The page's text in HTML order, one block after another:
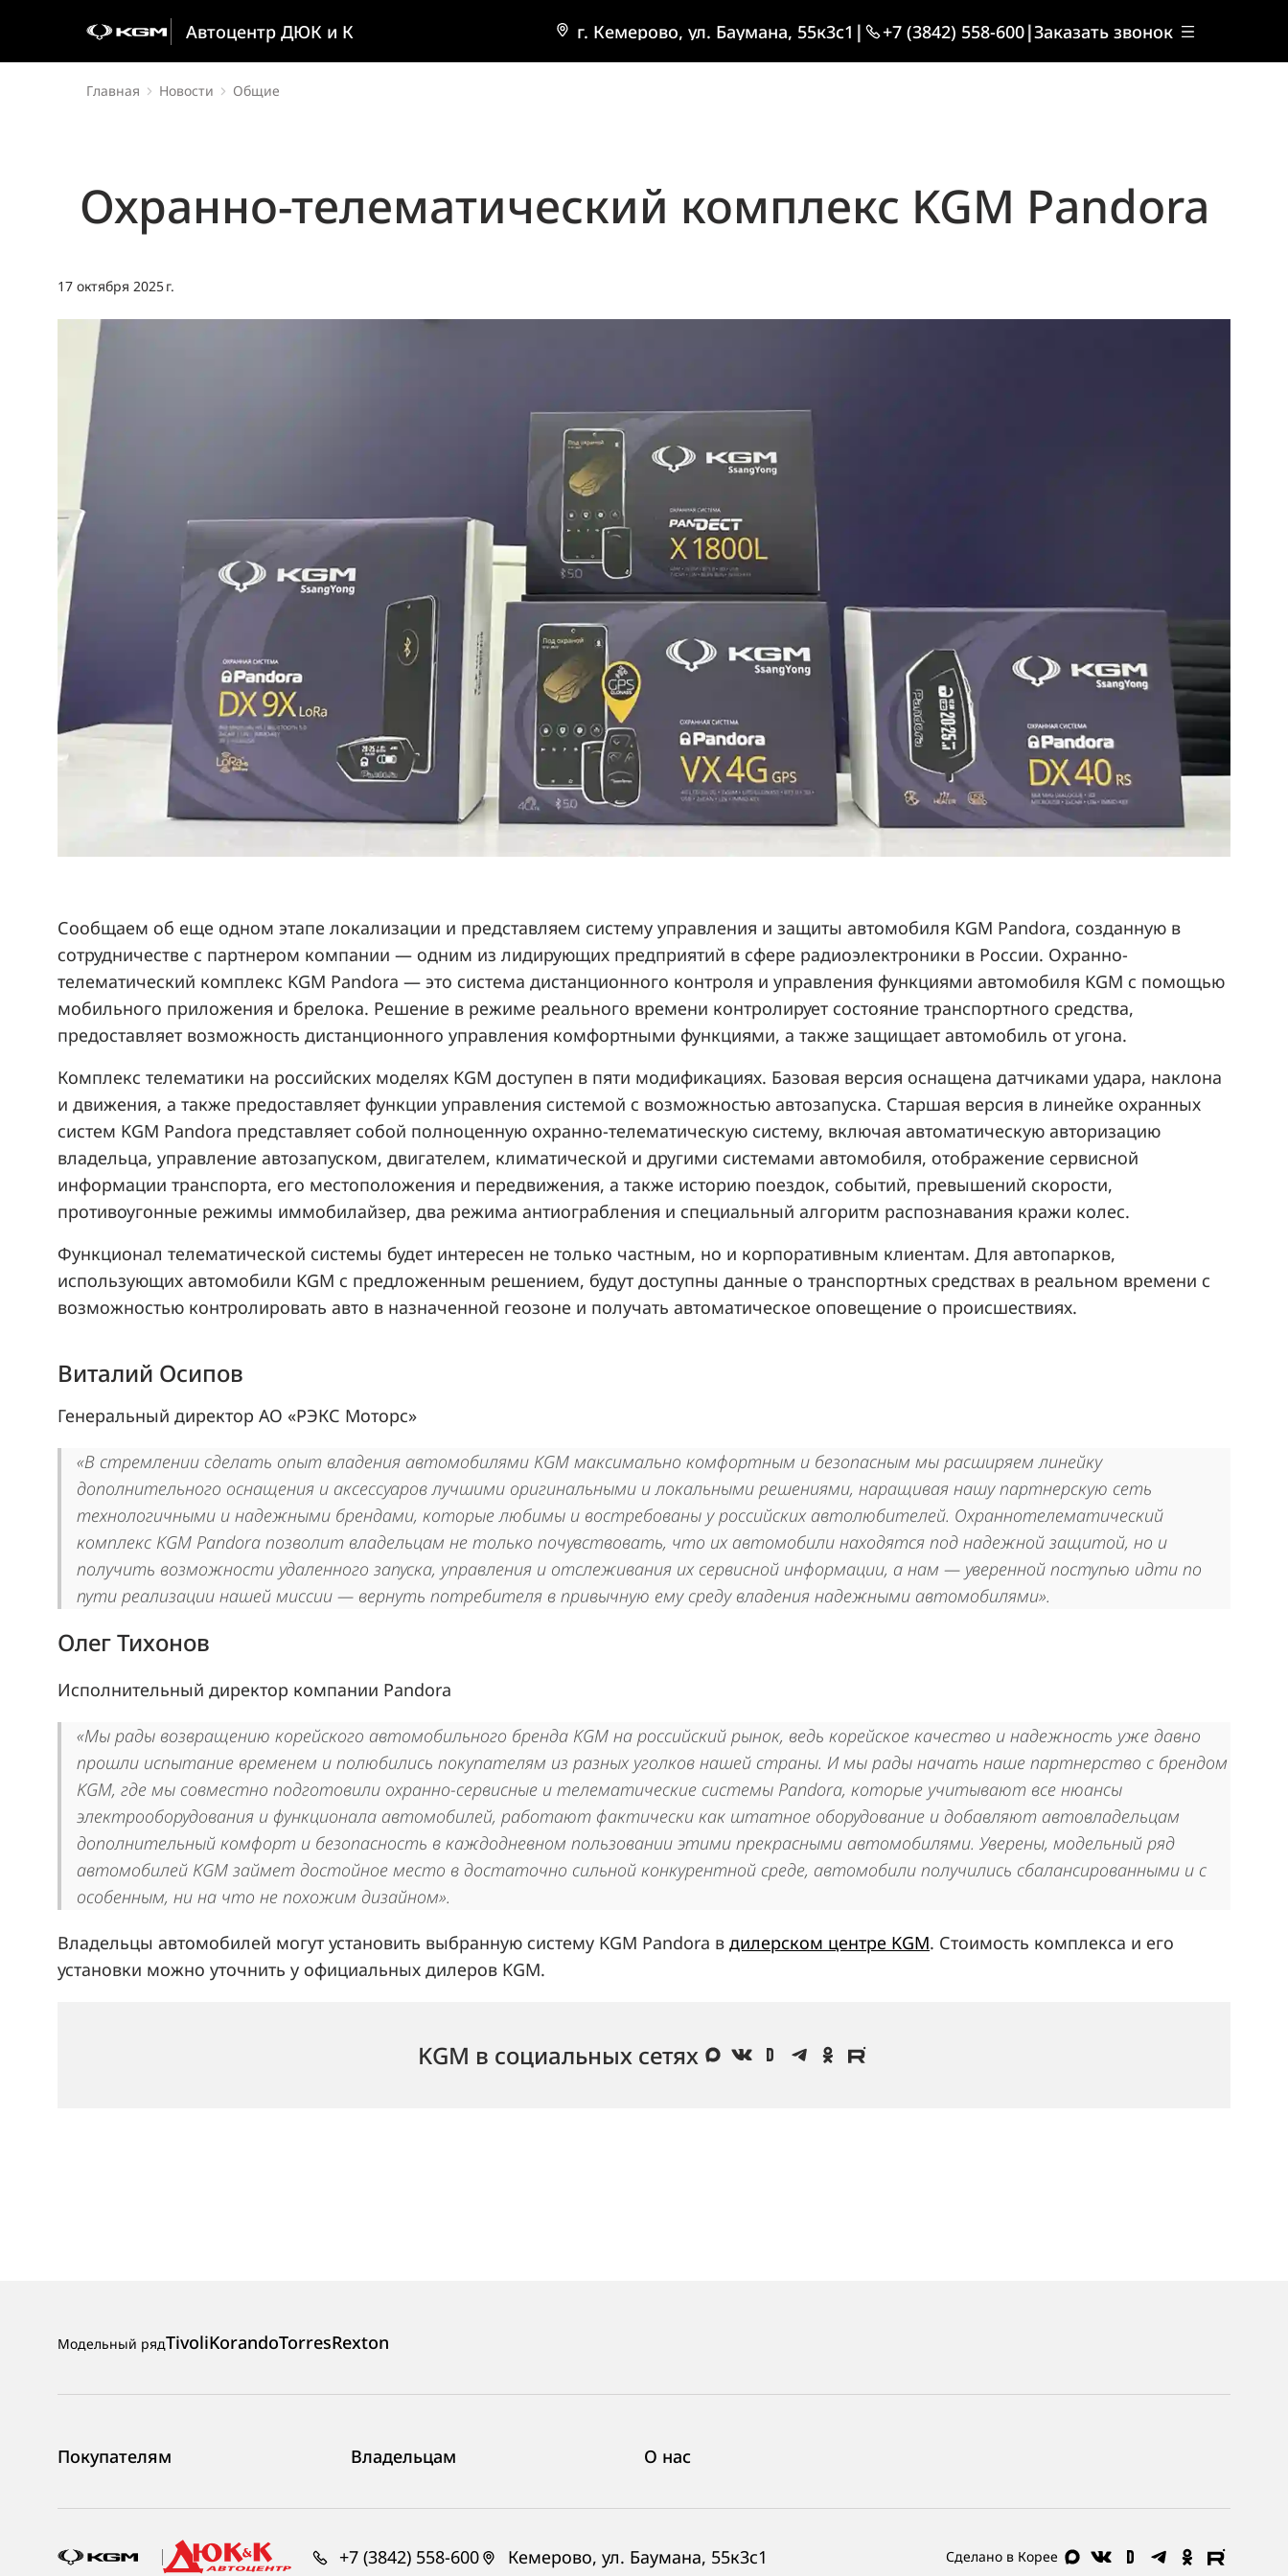
Автоцентр ДЮК и К г. Кемерово, ул. Баумана, 55к3с1 | +7 (3842) 558-600|Заказать звонок
Главная Новости Общие
Охранно-телематический комплекс KGM Pandora
17 октября 2025 г.
Сообщаем об еще одном этапе локализации и представляем систему управления и защиты автомобиля KGM Pandora, созданную в
сотрудничестве с партнером компании — одним из лидирующих предприятий в сфере радиоэлектроники в России. Охранно-
телематический комплекс KGM Pandora — это система дистанционного контроля и управления функциями автомобиля KGM с помощью
мобильного приложения и брелока. Решение в режиме реального времени контролирует состояние транспортного средства,
предоставляет возможность дистанционного управления комфортными функциями, а также защищает автомобиль от угона.
Комплекс телематики на российских моделях KGM доступен в пяти модификациях. Базовая версия оснащена датчиками удара, наклона
и движения, а также предоставляет функции управления системой с возможностью автозапуска. Старшая версия в линейке охранных
систем KGM Pandora представляет собой полноценную охранно-телематическую систему, включая автоматическую авторизацию
владельца, управление автозапуском, двигателем, климатической и другими системами автомобиля, отображение сервисной
информации транспорта, его местоположения и передвижения, а также историю поездок, событий, превышений скорости,
противоугонные режимы иммобилайзер, два режима антиограбления и специальный алгоритм распознавания кражи колес.
Функционал телематической системы будет интересен не только частным, но и корпоративным клиентам. Для автопарков,
использующих автомобили KGM с предложенным решением, будут доступны данные о транспортных средствах в реальном времени с
возможностью контролировать авто в назначенной геозоне и получать автоматическое оповещение о происшествиях.
Виталий Осипов
Генеральный директор АО «РЭКС Моторс»
«В стремлении сделать опыт владения автомобилями KGM максимально комфортным и безопасным мы расширяем линейку
дополнительного оснащения и аксессуаров лучшими оригинальными и локальными решениями, наращивая нашу партнерскую сеть
технологичными и надежными брендами, которые любимы и востребованы у российских автолюбителей. Охраннотелематический
комплекс KGM Pandora позволит владельцам не только почувствовать, что их автомобили находятся под надежной защитой, но и
получить возможности удаленного запуска, управления и отслеживания их сервисной информации, а нам — уверенной поступью идти по
пути реализации нашей миссии — вернуть потребителя в привычную ему среду владения надежными автомобилями».
Олег Тихонов
Исполнительный директор компании Pandora
«Мы рады возвращению корейского автомобильного бренда KGM на российский рынок, ведь корейское качество и надежность уже давно
прошли испытание временем и полюбились покупателям из разных уголков нашей страны. И мы рады начать наше партнерство с брендом
KGM, где мы совместно подготовили охранно-сервисные и телематические системы Pandora, которые учитывают все нюансы
электрооборудования и функционала автомобилей, работают фактически как штатное оборудование и добавляют автовладельцам
дополнительный комфорт и безопасность в каждодневном пользовании этими прекрасными автомобилями. Уверены, модельный ряд
автомобилей KGM займет достойное место в достаточно сильной конкурентной среде, автомобили получились сбалансированными и с
особенным, ни на что не похожим дизайном».
Владельцы автомобилей могут установить выбранную систему KGM Pandora в дилерском центре KGM. Стоимость комплекса и его
установки можно уточнить у официальных дилеров KGM.
KGM в социальных сетях
Сделано в Корее
+7 (3842) 558-600 Кемерово, ул. Баумана, 55к3с1
Модельный рядTivoliKorandoTorresRexton
Покупателям Владельцам О нас